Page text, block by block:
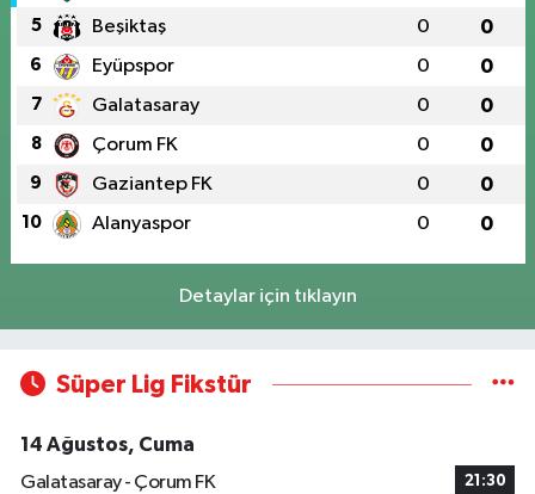
5 Beşiktaş 0 0
6 Eyüpspor 0 0
7 Galatasaray 0 0
8 Çorum FK 0 0
9 Gaziantep FK 0 0
10 Alanyaspor 0 0
Detaylar için tıklayın
Süper Lig Fikstür
14 Ağustos, Cuma
Galatasaray - Çorum FK
21:30